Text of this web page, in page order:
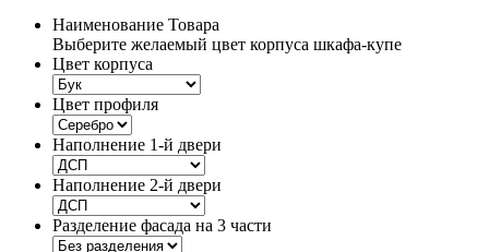
Наименование Товара
Выберите желаемый цвет корпуса шкафа-купе
Цвет корпуса
Цвет профиля
Наполнение 1-й двери
Наполнение 2-й двери
Разделение фасада на 3 части